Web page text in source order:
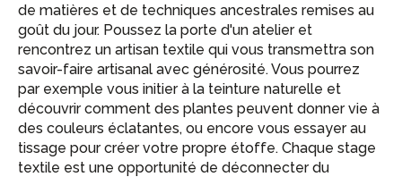
de matières et de techniques ancestrales remises au
goût du jour. Poussez la porte d'un atelier et
rencontrez un artisan textile qui vous transmettra son
savoir-faire artisanal avec générosité. Vous pourrez
par exemple vous initier à la teinture naturelle et
découvrir comment des plantes peuvent donner vie à
des couleurs éclatantes, ou encore vous essayer au
tissage pour créer votre propre étoffe. Chaque stage
textile est une opportunité de déconnecter du